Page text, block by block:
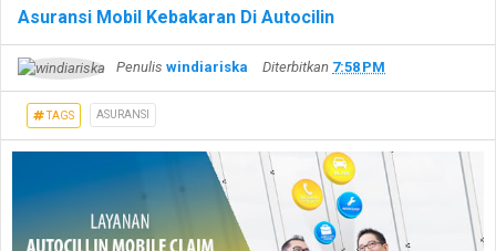
Asuransi Mobil Kebakaran Di Autocilin
Penulis windiariska Diterbitkan 7:58 PM
TAGS ASURANSI